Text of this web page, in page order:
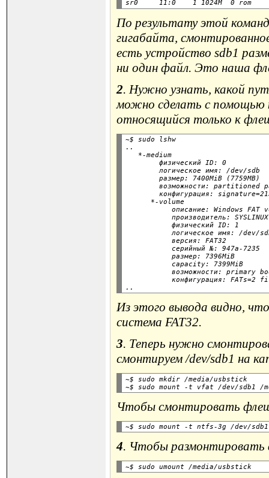
По результату этой
гигабайта,
есть устройство sdb1
ни один файл. Это наша
2. Нужно узнать, какой
можно сделать с помощью
относящийся только к
~$ sudo lshw
..
   *-medium
        физический ID: 0
        логическое имя: /dev/sdb
        размер: 7400MiB (7759MB)
возможности: partitioned
конфигурация:
      *-volume
описание: Windows FAT
           производитель: SYSLINUX
           физический ID: 1
логическое имя: /dev/
           версия: FAT32
           серийный №: 947a-7235
           размер: 7396MiB
           capacity: 7399MiB
возможности: primary
конфигурация: FATs=2
Из этого вывода видно,
система FAT32.
3. Теперь нужно
смонтируем /dev/sdb1 на
~$ sudo mkdir /media/usbstick
Чтобы смонтировать
4. Чтобы размонтировать